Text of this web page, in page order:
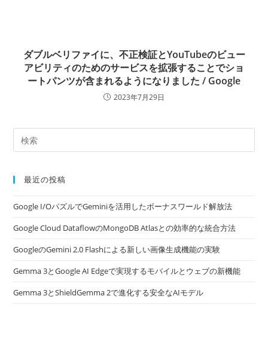
ダブルベリファイに、不正検証とYouTubeのビュー
アビリティのためのサービスを拡張することでショ
ートパンツが含まれるようになりました / Google
2023年7月29日
最近の投稿
Google I/OパズルでGeminiを活用したボーナスワールド解放法
Google Cloud DataflowのMongoDB Atlasとの効率的な統合方法
GoogleのGemini 2.0 Flashによる新しい画像生成機能の実験
Gemma 3とGoogle AI Edgeで実現するモバイルとウェブの新機能
Gemma 3とShieldGemma 2で進化する安全なAIモデル